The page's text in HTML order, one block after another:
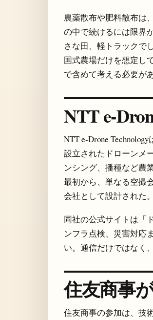
農薬散布や肥料散布は
の中で続けるには限界
さな田、軽トラックで
国式農場だけを想定し
で含めて考える必要があ
NTT e-
NTT e-Drone
設立されたドローンメ
ンシング、播種など農
最初から、単なる空撮
会社として設計された。
同社の公式サイトは「
ンフラ点検、災害対応
い。通信だけではなく
住友商事
住友商事の参加は、技